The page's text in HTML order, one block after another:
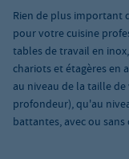
Rien de plus important
pour votre cuisine
tables de travail en
chariots et étagères en
au niveau de la taille
profondeur), qu'au
battantes, avec ou